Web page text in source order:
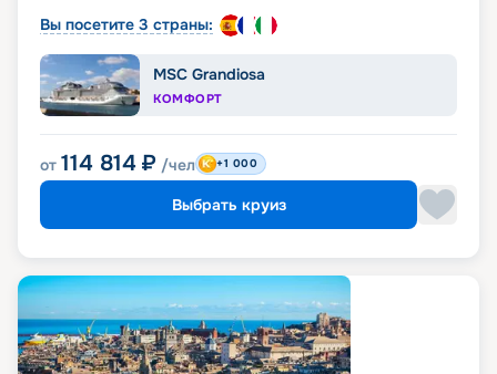
Вы посетите 3 страны:
MSC Grandiosa
КОМФОРТ
от 114 814 ₽ /чел +1 000
Выбрать круиз